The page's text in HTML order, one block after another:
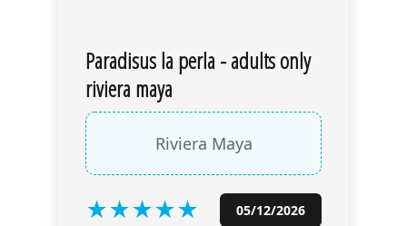
Paradisus la perla - adults only
riviera maya
Riviera Maya
★★★★★ 05/12/2026